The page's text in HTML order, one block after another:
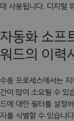
데 사용됩니다. 디지털
자동화 소프
워드의 이력
수동 프로세스에서는
간이 많이 소요될 수 있
드에 대한 필터를 설정
자를 식별할 수 있습니